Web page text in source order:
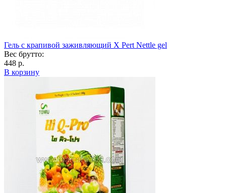
Гель с крапивой заживляющий X Pert Nettle gel
Вес брутто:
448 р.
В корзину